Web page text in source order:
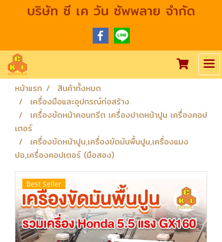
บริษัท ซี เค วัน ซัพพลาย จำกัด
หน้าแรก
สินค้าทั้งหมด
เครื่องมือและอุปกรณ์ก่อสร้าง
เครื่องขัดหน้าคอนกรีต เครื่องปาดหน้าปูน เครื่องคอป
เตอร์
เครื่องขัดหน้าปูน,เครื่องขัดมันพื้นปูน,เครื่องแมง
ปอ,เครื่องคอปเตอร์ (มือสอง)
Best Seller